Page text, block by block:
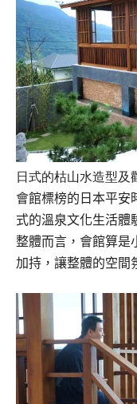
日式的枯山水造型及
會館標榜的日本平安
式的溫泉文化生活體
整體而言，會館算是
加持，讓整體的空間